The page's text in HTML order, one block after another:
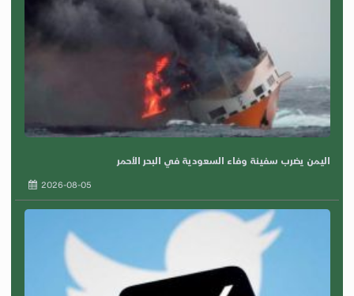
اليمن يضرب سفينة وفاء السعودية في البحر الأحمر
2026-08-05